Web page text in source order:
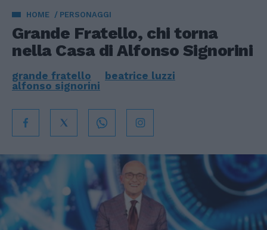
HOME PERSONAGGI
Grande Fratello, chi torna
nella Casa di Alfonso Signorini
grande fratello
beatrice luzzi
alfonso signorini